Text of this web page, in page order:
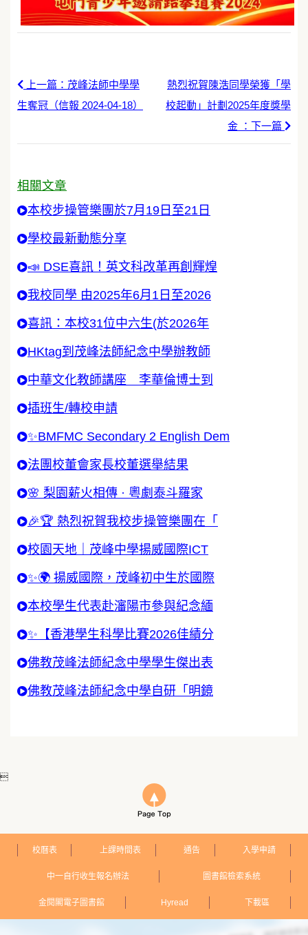
上一篇：茂峰法師中學學
生奪冠（信報 2024-04-18）
熱烈祝賀陳浩同學榮獲「學
校起動」計劃2025年度獎學
金 ：下一篇
相關文章
本校步操管樂團於7月19日至21日
學校最新動態分享
📣 DSE喜訊！英文科改革再創輝煌
我校同學 由2025年6月1日至2026
喜訊：本校31位中六生(於2026年
HKtag到茂峰法師紀念中學辦教師
中華文化教師講座 李華倫博士到
插班生/轉校申請
✨BMFMC Secondary 2 English Dem
法團校董會家長校董選舉結果
🌸 梨園薪火相傳 · 粵劇泰斗羅家
🎉🏆 熱烈祝賀我校步操管樂團在「
校園天地｜茂峰中學揚威國際ICT
✨🌍 揚威國際，茂峰初中生於國際
本校學生代表赴瀋陽市參與紀念緬
✨【香港學生科學比賽2026佳績分
佛教茂峰法師紀念中學學生傑出表
佛教茂峰法師紀念中學自研「明鏡

校曆表 上課時間表 通告 入學申請
中一自行收生報名辦法 圖書館檢索系統
金閱閣電子圖書館 Hyread 下載區